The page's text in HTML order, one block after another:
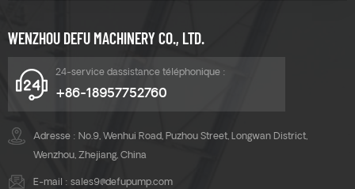
WENZHOU DEFU MACHINERY CO., LTD.
24-service dassistance téléphonique :
+86-18957752760
Adresse : No.9, Wenhui Road, Puzhou Street, Longwan District,
Wenzhou, Zhejiang, China
E-mail : sales9@defupump.com